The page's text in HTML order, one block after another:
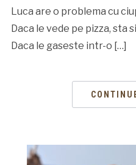
Luca are o problema cu
Daca le vede pe pizza, sta
Daca le gaseste intr-o […]